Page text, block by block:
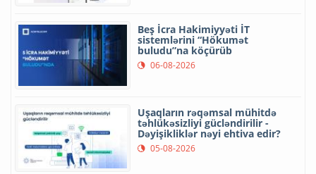
Beş İcra Hakimiyyəti İT
sistemlərini “Hökumət
buludu”na köçürüb
06-08-2026
Uşaqların rəqəmsal mühitdə
təhlükəsizliyi gücləndirilir -
Dəyişikliklər nəyi ehtiva edir?
05-08-2026